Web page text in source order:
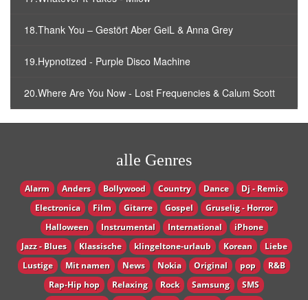
18.Thank You – Gestört Aber GeiL & Anna Grey
19.Hypnotized - Purple Disco Machine
20.Where Are You Now - Lost Frequencies & Calum Scott
alle Genres
Alarm Anders Bollywood Country Dance
Dj - Remix
Electronica
Film Gitarre Gospel
Gruselig - Horror
Halloween
Instrumental International
iPhone
Jazz - Blues
Klassische klingeltone-urlaub Korean
Liebe
Lustige
Mit namen News Nokia Original pop
R&B
Rap-Hip hop
Relaxing Rock Samsung
SMS